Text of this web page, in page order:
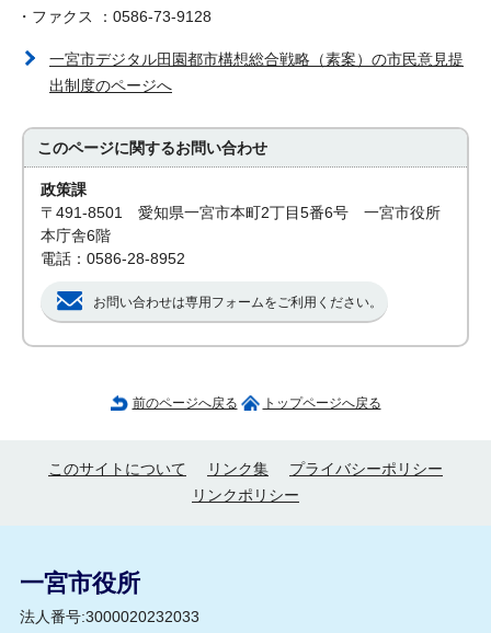
・ファクス ：0586-73-9128
一宮市デジタル田園都市構想総合戦略（素案）の市民意見提
出制度のページへ
このページに関するお問い合わせ
政策課
〒491-8501 愛知県一宮市本町2丁目5番6号 一宮市役所
本庁舎6階
電話：0586-28-8952
お問い合わせは専用フォームをご利用ください。
前のページへ戻る トップページへ戻る
このサイトについて リンク集
プライバシーポリシー
リンクポリシー
一宮市役所
法人番号:3000020232033